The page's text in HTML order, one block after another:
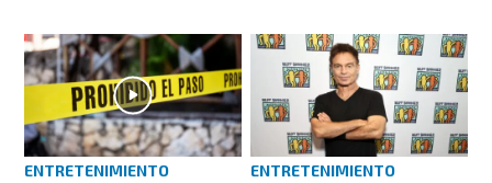
ENTRETENIMIENTO
ENTRETENIMIENTO